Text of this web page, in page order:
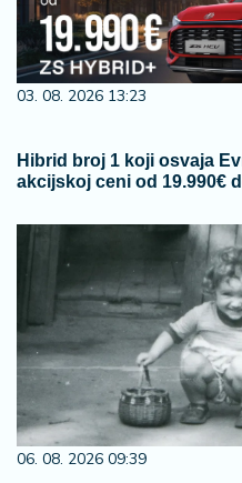
03. 08. 2026 13:23
Hibrid broj 1 koji osvaja
akcijskoj ceni od 19.990€
06. 08. 2026 09:39